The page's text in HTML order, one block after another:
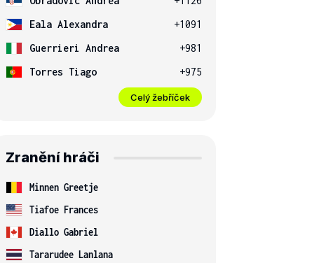
Eala Alexandra
+1091
Guerrieri Andrea
+981
Torres Tiago
+975
Celý žebříček
Zranění hráči
Minnen Greetje
Tiafoe Frances
Diallo Gabriel
Tararudee Lanlana